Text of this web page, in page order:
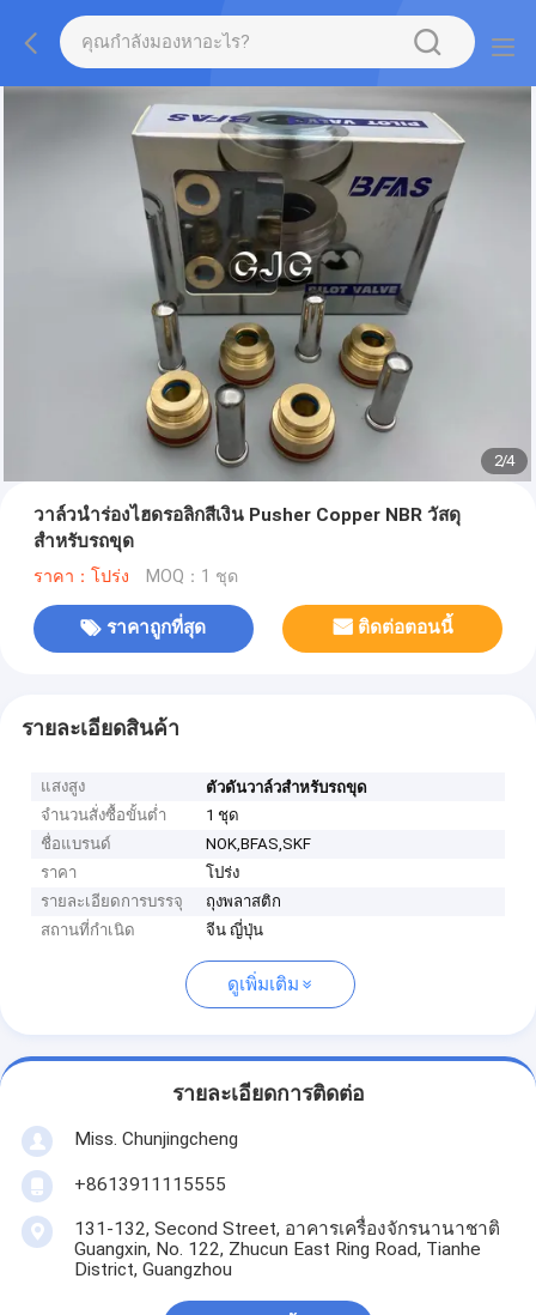
2/4
วาล์วนำร่องไฮดรอลิกสีเงิน Pusher Copper NBR วัสดุ
สำหรับรถขุด
ราคา：โปร่ง MOQ：1 ชุด
ราคาถูกที่สุด ติดต่อตอนนี้
รายละเอียดสินค้า
แสงสูง
ตัวดันวาล์วสำหรับรถขุด
จำนวนสั่งซื้อขั้นต่ำ
1 ชุด
ชื่อแบรนด์
NOK,BFAS,SKF
ราคา
โปร่ง
รายละเอียดการบรรจุ
ถุงพลาสติก
สถานที่กำเนิด
จีน ญี่ปุ่น
ดูเพิ่มเติม
รายละเอียดการติดต่อ
Miss. Chunjingcheng
+8613911115555
131-132, Second Street, อาคารเครื่องจักรนานาชาติ
Guangxin, No. 122, Zhucun East Ring Road, Tianhe
District, Guangzhou